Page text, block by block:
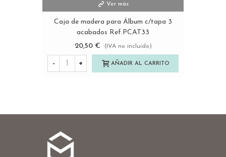
Ver más
Caja de madera para Álbum c/tapa 3
acabados Ref.PCAT33
20,50 €
(IVA no incluido)
- + AÑADIR AL CARRITO